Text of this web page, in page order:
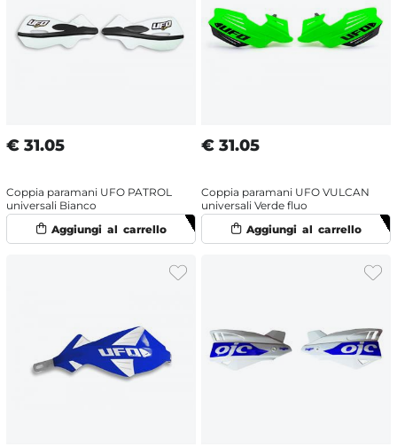
€ 31.05
Coppia paramani UFO PATROL
universali Bianco
€ 31.05
Coppia paramani UFO VULCAN
universali Verde fluo